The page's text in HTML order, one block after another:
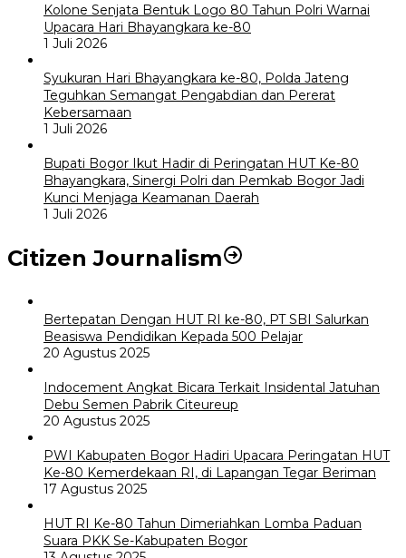
Kolone Senjata Bentuk Logo 80 Tahun Polri Warnai
Upacara Hari Bhayangkara ke-80
1 Juli 2026
Syukuran Hari Bhayangkara ke-80, Polda Jateng
Teguhkan Semangat Pengabdian dan Pererat
Kebersamaan
1 Juli 2026
Bupati Bogor Ikut Hadir di Peringatan HUT Ke-80
Bhayangkara, Sinergi Polri dan Pemkab Bogor Jadi
Kunci Menjaga Keamanan Daerah
1 Juli 2026
Citizen Journalism
Bertepatan Dengan HUT RI ke-80, PT SBI Salurkan
Beasiswa Pendidikan Kepada 500 Pelajar
20 Agustus 2025
Indocement Angkat Bicara Terkait Insidental Jatuhan
Debu Semen Pabrik Citeureup
20 Agustus 2025
PWI Kabupaten Bogor Hadiri Upacara Peringatan HUT
Ke-80 Kemerdekaan RI, di Lapangan Tegar Beriman
17 Agustus 2025
HUT RI Ke-80 Tahun Dimeriahkan Lomba Paduan
Suara PKK Se-Kabupaten Bogor